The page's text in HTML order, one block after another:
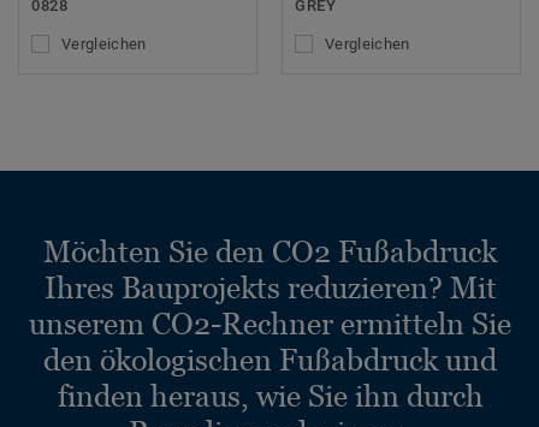
0828
Vergleichen
GREY
Vergleichen
Möchten Sie den CO2 Fußabdruck
Ihres Bauprojekts reduzieren? Mit
unserem CO2-Rechner ermitteln Sie
den ökologischen Fußabdruck und
finden heraus, wie Sie ihn durch